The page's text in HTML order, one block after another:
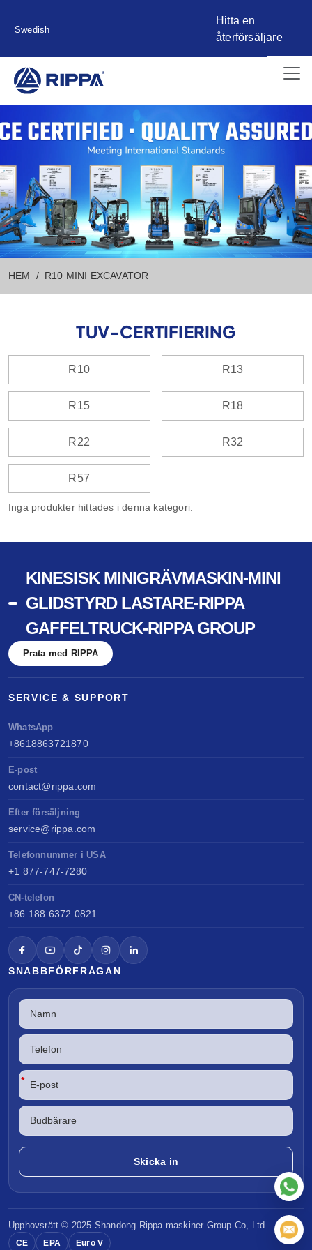
Swedish
Hitta en
återförsäljare
HEM R10 MINI EXCAVATOR
TUV-CERTIFIERING
R10 R13
R15 R18
R22 R32
R57
Inga produkter hittades i denna kategori.
KINESISK MINIGRÄVMASKIN-MINI
GLIDSTYRD LASTARE-RIPPA
GAFFELTRUCK-RIPPA GROUP
Prata med RIPPA
SERVICE & SUPPORT
WhatsApp
+8618863721870
E-post
contact@rippa.com
Efter försäljning
service@rippa.com
Telefonnummer i USA
+1 877-747-7280
CN-telefon
+86 188 6372 0821
SNABBFÖRFRÅGAN
*
Upphovsrätt © 2025 Shandong Rippa maskiner Group Co, Ltd
CE EPA Euro V